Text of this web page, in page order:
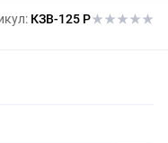
КЗВ-125 Р